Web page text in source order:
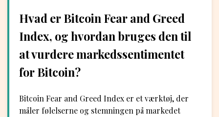
Hvad er Bitcoin Fear and Greed
Index, og hvordan bruges den til
at vurdere markedssentimentet
for Bitcoin?
Bitcoin Fear and Greed Index er et værktøj, der
måler følelserne og stemningen på markedet